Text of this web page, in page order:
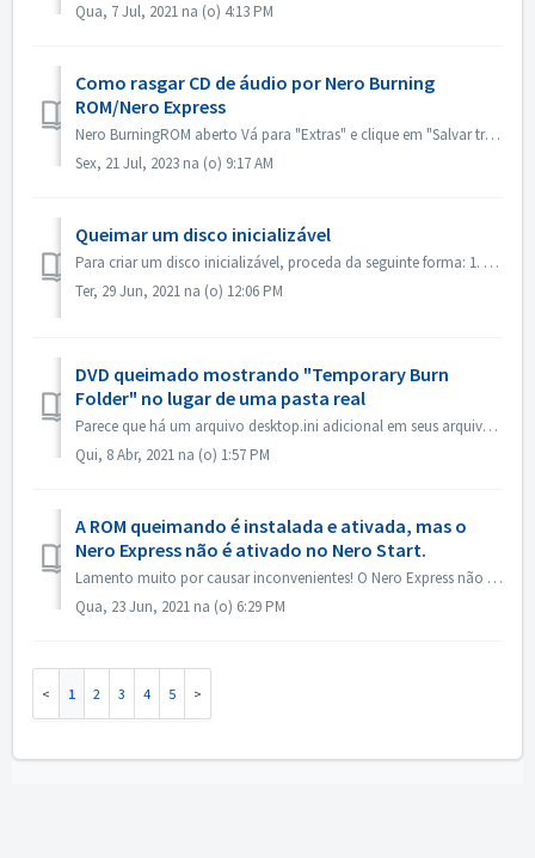
Qua, 7 Jul, 2021 na (o) 4:13 PM
Como rasgar CD de áudio por Nero Burning
ROM/Nero Express
Nero BurningROM aberto Vá para "Extras" e clique em "Salvar trilhas de áudio". Na aba "fonte", selecione as faixas. Config...
Sex, 21 Jul, 2023 na (o) 9:17 AM
Queimar um disco inicializável
Para criar um disco inicializável, proceda da seguinte forma: 1. Clique no botão Novo na tela principal da ROM Nero Burning. ->A janela Nova Compilação ...
Ter, 29 Jun, 2021 na (o) 12:06 PM
DVD queimado mostrando "Temporary Burn
Folder" no lugar de uma pasta real
Parece que há um arquivo desktop.ini adicional em seus arquivos fonte. O Explorer lê esse arquivo e descobre que essa pasta em particular tem um nome locali...
Qui, 8 Abr, 2021 na (o) 1:57 PM
A ROM queimando é instalada e ativada, mas o
Nero Express não é ativado no Nero Start.
Lamento muito por causar inconvenientes! O Nero Express não está contido no produto autônomo Nero BurningRom. O Nero Express é vendido em lojas off-line. ...
Qua, 23 Jun, 2021 na (o) 6:29 PM
1 2 3 4 5